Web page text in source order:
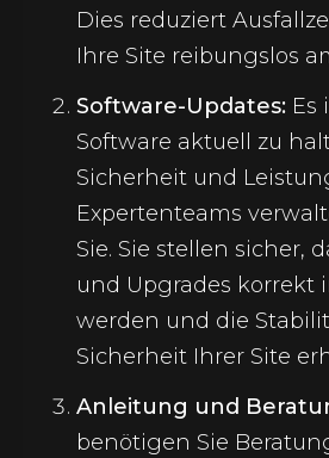
Dies reduziert
Ihre Site reibungslos
Software-Updates: Es
Software aktuell zu
Sicherheit und
Expertenteams
Sie. Sie stellen sicher,
und Upgrades korrekt
werden und die
Sicherheit Ihrer Site
Anleitung und
benötigen Sie